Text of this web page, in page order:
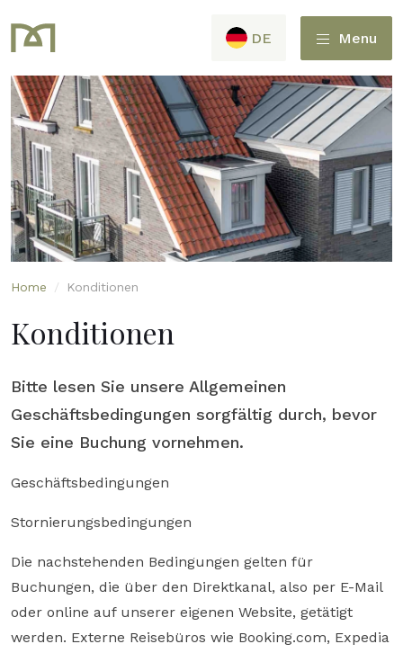
Menu
DE
Home / Konditionen
Konditionen
Bitte lesen Sie unsere Allgemeinen
Geschäftsbedingungen sorgfältig durch, bevor
Sie eine Buchung vornehmen.
Geschäftsbedingungen
Stornierungsbedingungen
Die nachstehenden Bedingungen gelten für
Buchungen, die über den Direktkanal, also per E-Mail
oder online auf unserer eigenen Website, getätigt
werden. Externe Reisebüros wie Booking.com, Expedia